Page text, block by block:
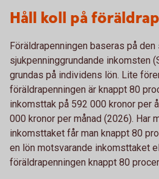
Håll koll på
Föräldrapenningen baseras på den
sjukpenninggrundande inkomsten
grundas på individens lön. Lite
föräldrapenningen är knappt 80
inkomsttak på 592 000 kronor per
000 kronor per månad (2026). Har
inkomsttaket får man knappt 80
en lön motsvarande inkomsttaket
föräldrapenningen knappt 80